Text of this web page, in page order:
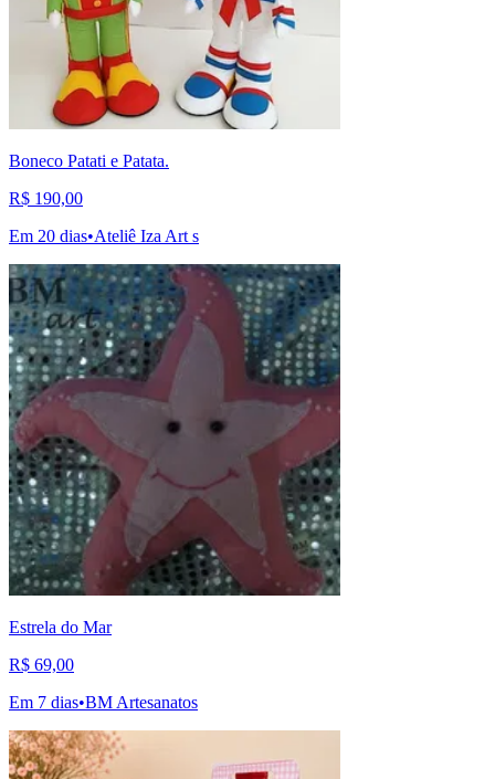
Boneco Patati e Patata.
R$ 190,00
Em 20 dias•Ateliê Iza Art s
Estrela do Mar
R$ 69,00
Em 7 dias•BM Artesanatos